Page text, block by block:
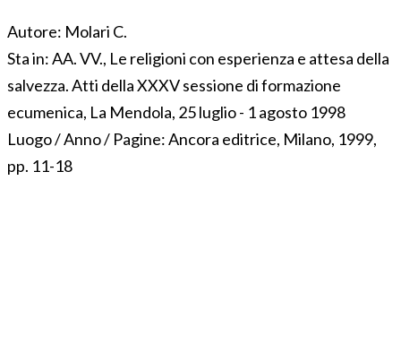
Autore: Molari C.
Sta in:AA. VV., Le religioni con esperienza e attesa della
salvezza. Atti della XXXV sessione di formazione
ecumenica, La Mendola, 25 luglio - 1 agosto 1998
Luogo / Anno / Pagine:Ancora editrice, Milano, 1999,
pp. 11-18